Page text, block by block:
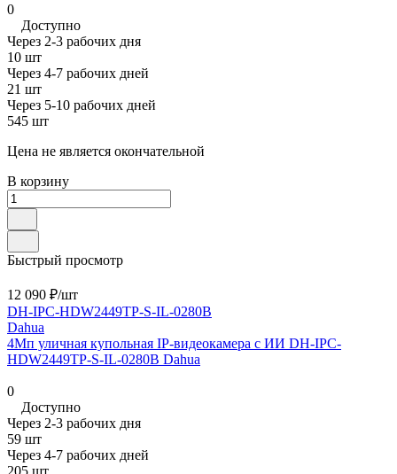
0
Доступно
Через 2-3 рабочих дня
10 шт
Через 4-7 рабочих дней
21 шт
Через 5-10 рабочих дней
545 шт
Цена не является окончательной
В корзину
Быстрый просмотр
12 090 ₽/шт
DH-IPC-HDW2449TP-S-IL-0280B
Dahua
4Мп уличная купольная IP-видеокамера с ИИ DH-IPC-
HDW2449TP-S-IL-0280B Dahua
0
Доступно
Через 2-3 рабочих дня
59 шт
Через 4-7 рабочих дней
205 шт